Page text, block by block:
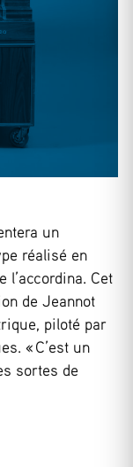
un
réalisé en
l’accordina. Cet
de Jeannot
piloté par
« C’est un
sortes de